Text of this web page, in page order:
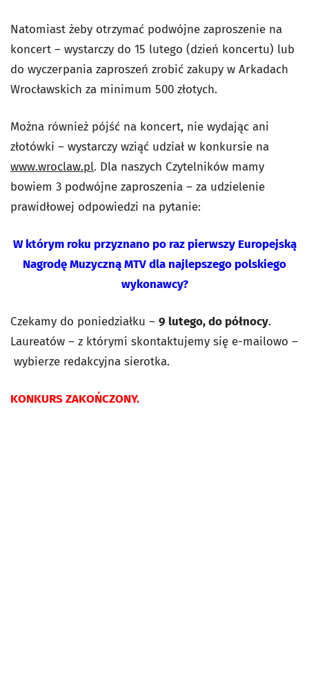
Natomiast żeby otrzymać podwójne zaproszenie na
koncert – wystarczy do 15 lutego (dzień koncertu) lub
do wyczerpania zaproszeń zrobić zakupy w Arkadach
Wrocławskich za minimum 500 złotych.
Można również pójść na koncert, nie wydając ani
złotówki – wystarczy wziąć udział w konkursie na
www.wroclaw.pl. Dla naszych Czytelników mamy
bowiem 3 podwójne zaproszenia – za udzielenie
prawidłowej odpowiedzi na pytanie:
W którym roku przyznano po raz pierwszy Europejską
Nagrodę Muzyczną MTV dla najlepszego polskiego
wykonawcy?
Czekamy do poniedziałku – 9 lutego, do północy.
Laureatów – z którymi skontaktujemy się e-mailowo –
wybierze redakcyjna sierotka.
KONKURS ZAKOŃCZONY.